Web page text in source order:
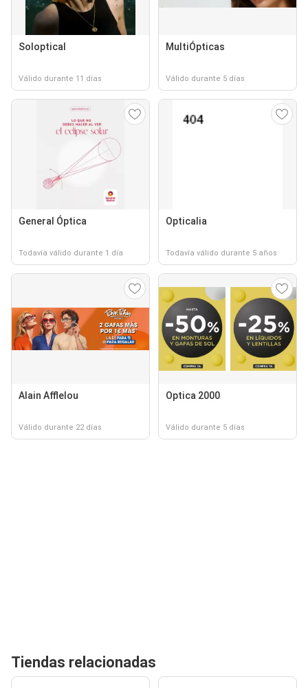
Soloptical
Válido durante 11 días
MultiÓpticas
Válido durante 5 días
General Óptica
Todavía válido durante 1 día
Opticalia
Todavía válido durante 5 años
Alain Afflelou
Válido durante 22 días
Optica 2000
Válido durante 5 días
Tiendas relacionadas